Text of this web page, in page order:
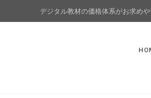
デジタル教材の価格体系がお求めや